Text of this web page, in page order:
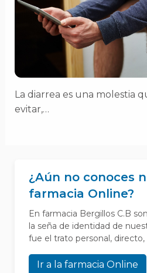
La diarrea es una molestia
evitar,…
¿Aún no conoces
farmacia Online?
En farmacia Bergillos C.B
la seña de identidad de
fue el trato personal,
Ir a la farmacia Online